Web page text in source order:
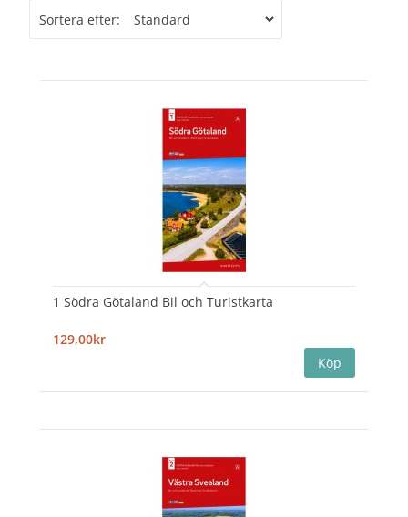
Sortera efter:
1 Södra Götaland Bil och Turistkarta
129,00kr